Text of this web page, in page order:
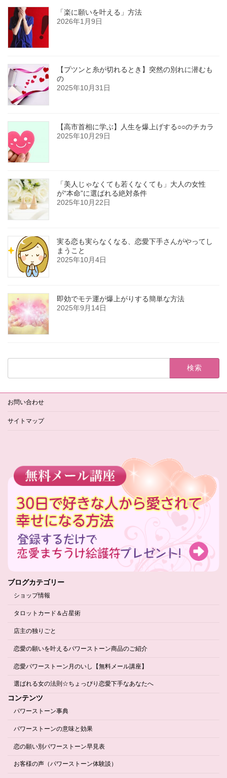
「楽に願いを叶える」方法
2026年1月9日
【プツンと糸が切れるとき】突然の別れに潜むも
の
2025年10月31日
【高市首相に学ぶ】人生を爆上げする○○のチカラ
2025年10月29日
「美人じゃなくても若くなくても」大人の女性
が“本命”に選ばれる絶対条件
2025年10月22日
実る恋も実らなくなる、恋愛下手さんがやってし
まうこと
2025年10月4日
即効でモテ運が爆上がりする簡単な方法
2025年9月14日
検
お問い合わせ
サイトマップ
ブログカテゴリー
ショップ情報
タロットカード＆占星術
店主の独りごと
恋愛の願いを叶えるパワーストーン商品のご紹介
恋愛パワーストーン月のいし【無料メール講座】
選ばれる女の法則☆ちょっぴり恋愛下手なあなたへ
コンテンツ
パワーストーン事典
パワーストーンの意味と効果
恋の願い別パワーストーン早見表
お客様の声（パワーストーン体験談）